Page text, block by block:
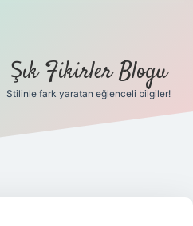
Şık Fikirler Blogu
Stilinle fark yaratan eğlenceli bilgiler!